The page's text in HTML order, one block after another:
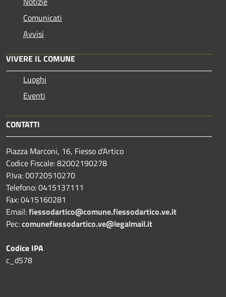
Comunicati
Avvisi
VIVERE IL COMUNE
Luoghi
Eventi
CONTATTI
Piazza Marconi, 16, Fiesso d'Artico
Codice Fiscale: 82002190278
P.Iva: 00720510270
Telefono:0415137111
Fax:0415160281
Email:fiessodartico@comune.fiessodartico.ve.it
Pec:comunefiessodartico.ve@legalmail.it
Codice IPA
c_d578